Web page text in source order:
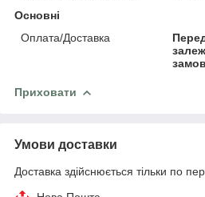
Основні
Оплата/Доставка
Приховати
Умови доставки
Доставка здійснюється тільки по